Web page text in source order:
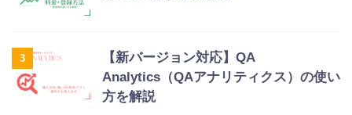
3
【新バージョン対応】QA
Analytics（QAアナリティクス）の使い
方を解説